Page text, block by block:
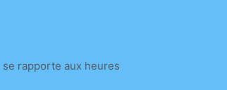
rapporte aux heures